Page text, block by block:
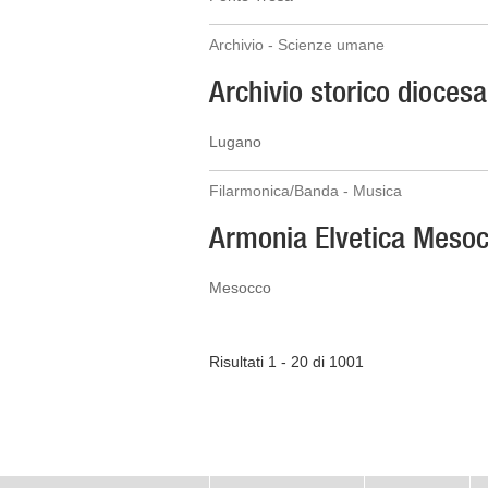
Archivio - Scienze umane
Archivio storico
Lugano
Filarmonica/Banda - Musica
Armonia Elvetica
Mesocco
Risultati 1 - 20 di 1001